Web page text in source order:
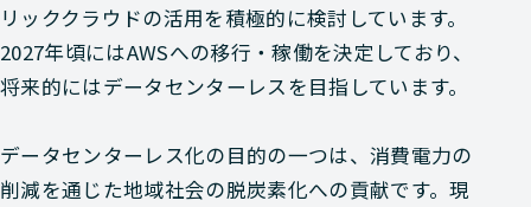
リッククラウドの活用を積極的に検討しています。
2027年頃にはAWSへの移行・稼働を決定しており、
将来的にはデータセンターレスを目指しています。
データセンターレス化の目的の一つは、消費電力の
削減を通じた地域社会の脱炭素化への貢献です。現